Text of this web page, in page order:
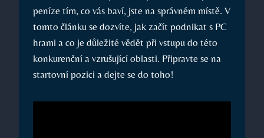
peníze tím, co vás baví, jste na správném místě. V
tomto článku se dozvíte, jak začít podnikat s PC
hrami a co je důležité vědět při vstupu do této
konkurenční a vzrušující oblasti. Připravte se na
startovní pozici a dejte se do toho!